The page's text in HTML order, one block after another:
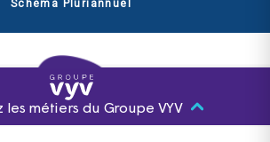
Schéma Pluriannuel
les métiers du Groupe VYV